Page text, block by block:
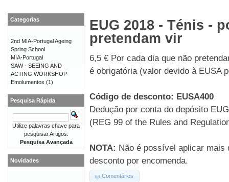
EUG 2018 - Ténis -
pretendam vir
6,5 € Por cada dia que não
é obrigatória (valor devido à EUSA
Código de desconto: EUSA400
Dedução por conta do depósito
(REG 99 of the Rules and
NOTA: Não é possível aplicar mais
desconto por encomenda.
Comentários
Categorias
2nd MIA-Portugal Ageing
Spring School
MIA-Portugal
SAW - SEEING AND
ACTING WORKSHOP
Emolumentos (1)
Pesquisa Rápida
Utilize palavras chave para
pesquisar Artigos.
Pesquisa Avançada
Novidades